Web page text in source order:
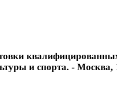
и спорта. - Москва,